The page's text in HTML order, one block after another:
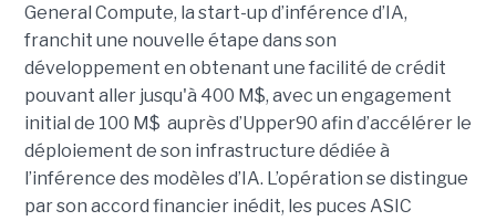
General Compute, la start-up d’inférence d’IA,
franchit une nouvelle étape dans son
développement en obtenant une facilité de crédit
pouvant aller jusqu'à 400 M$, avec un engagement
initial de 100 M$ auprès d’Upper90 afin d’accélérer le
déploiement de son infrastructure dédiée à
l’inférence des modèles d’IA. L’opération se distingue
par son accord financier inédit, les puces ASIC